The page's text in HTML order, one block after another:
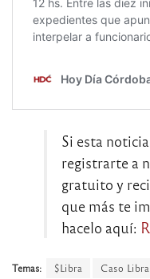
Si esta
registrarte a
gratuito y
que más te
hacelo aquí:
Temas: $Libra Caso Libra